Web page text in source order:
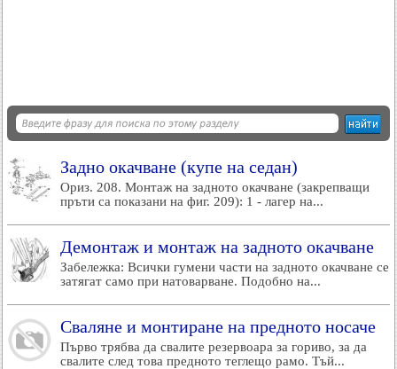
Задно окачване (купе на седан)
Ориз. 208. Монтаж на задното окачване (закрепващи
пръти са показани на фиг. 209): 1 - лагер на...
Демонтаж и монтаж на задното окачване
Забележка: Всички гумени части на задното окачване се
затягат само при натоварване. Подобно на...
Сваляне и монтиране на предното носаче
Първо трябва да свалите резервоара за гориво, за да
свалите след това предното теглещо рамо. Тъй...